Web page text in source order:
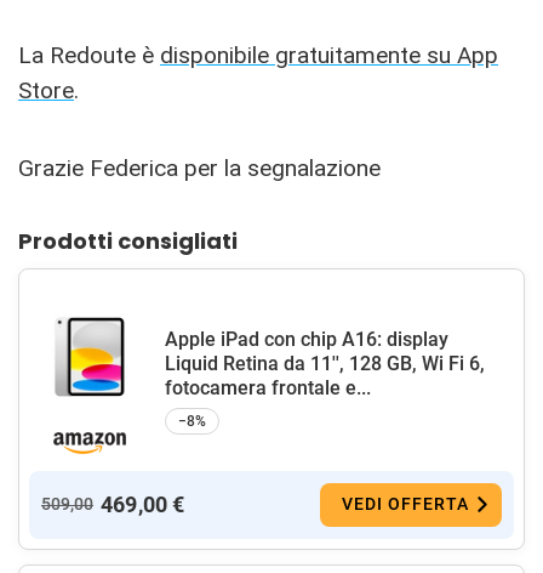
La Redoute è disponibile gratuitamente su App
Store.
Grazie Federica per la segnalazione
Prodotti consigliati
Apple iPad con chip A16: display
Liquid Retina da 11'', 128 GB, Wi Fi 6,
fotocamera frontale e...
−8%
509,00 469,00 € VEDI OFFERTA